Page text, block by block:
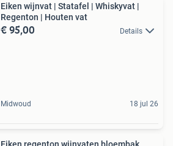
Eiken wijnvat | Statafel | Whiskyvat |
Regenton | Houten vat
€ 95,00 Details
Midwoud 18 jul 26